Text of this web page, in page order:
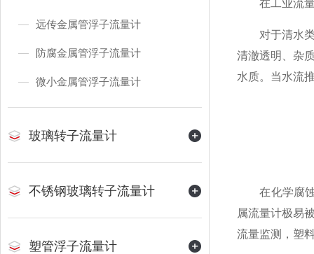
远传金属管浮子流量计
防腐金属管浮子流量计
微小金属管浮子流量计
玻璃转子流量计
不锈钢玻璃转子流量计
塑管浮子流量计
在工业流量
对于清水类
清澈透明、杂
水质。当水流
在化学腐蚀
属流量计极易
流量监测，塑